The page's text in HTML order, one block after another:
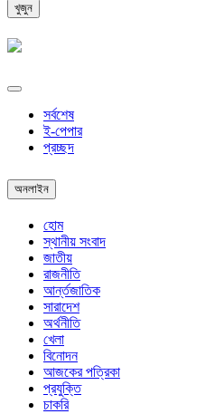
খুজুন
সর্বশেষ
ই-পেপার
প্রচ্ছদ
অনলাইন
হোম
স্থানীয় সংবাদ
জাতীয়
রাজনীতি
আর্ন্তজাতিক
সারাদেশ
অর্থনীতি
খেলা
বিনোদন
আজকের পত্রিকা
প্রযুক্তি
চাকরি